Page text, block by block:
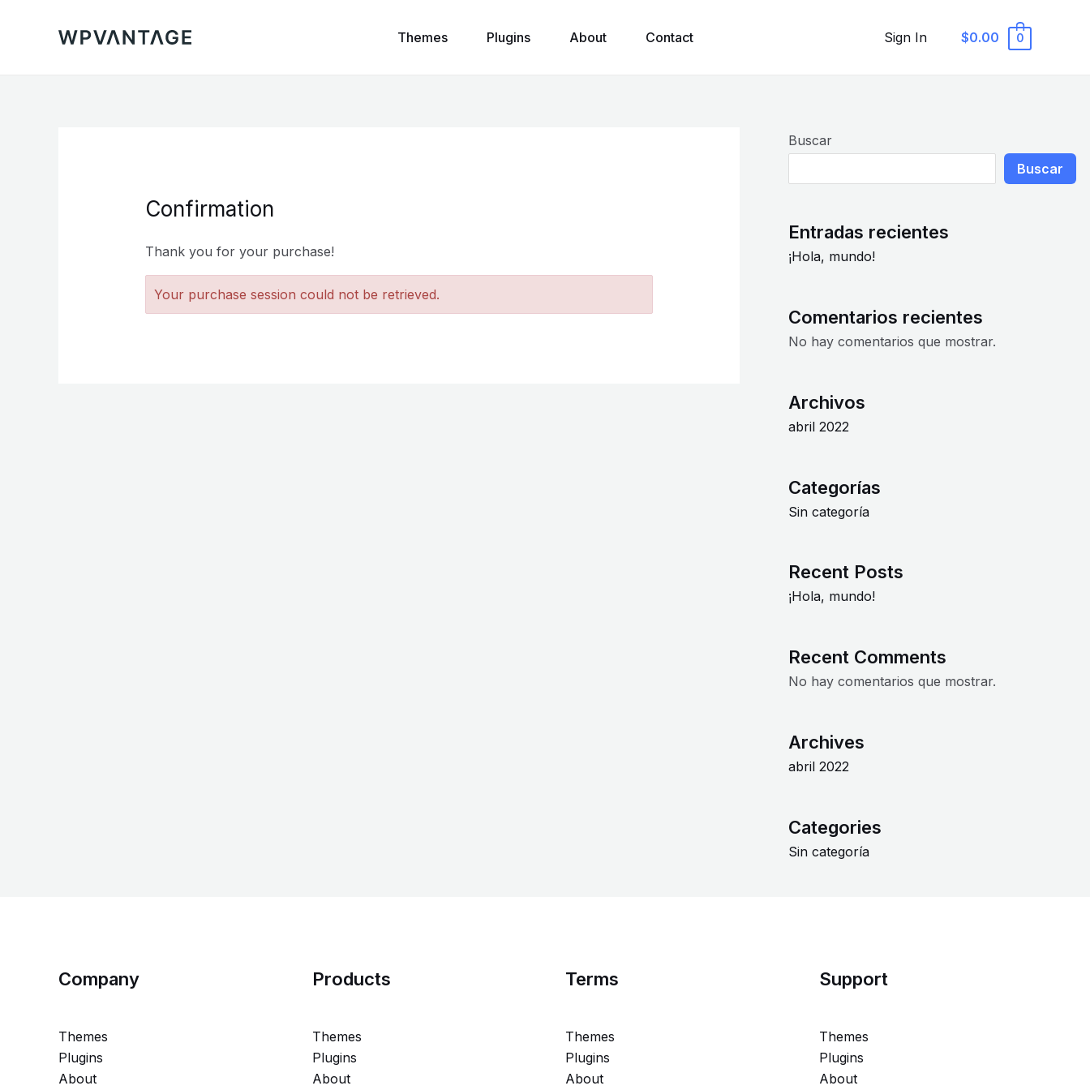
Themes Plugins About Contact Sign In $0.00 0
Confirmation
Thank you for your purchase!
Your purchase session could not be retrieved.
Buscar
Buscar
Entradas recientes
¡Hola, mundo!
Comentarios recientes
No hay comentarios que mostrar.
Archivos
abril 2022
Categorías
Sin categoría
Recent Posts
¡Hola, mundo!
Recent Comments
No hay comentarios que mostrar.
Archives
abril 2022
Categories
Sin categoría
Company
Themes
Plugins
About
Products
Themes
Plugins
About
Terms
Themes
Plugins
About
Support
Themes
Plugins
About